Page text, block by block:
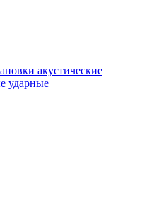
акустические
ударные